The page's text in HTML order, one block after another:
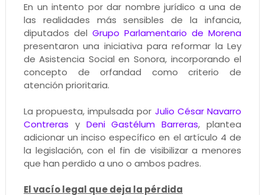
En un intento por dar nombre jurídico a una de
las realidades más sensibles de la infancia,
diputados del Grupo Parlamentario de Morena
presentaron una iniciativa para reformar la Ley
de Asistencia Social en Sonora, incorporando el
concepto de orfandad como criterio de
atención prioritaria.
La propuesta, impulsada por Julio César Navarro
Contreras y Deni Gastélum Barreras, plantea
adicionar un inciso específico en el artículo 4 de
la legislación, con el fin de visibilizar a menores
que han perdido a uno o ambos padres.
El vacío legal que deja la pérdida